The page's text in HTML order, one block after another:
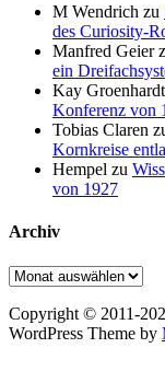
M Wendrich zu
des Curiosity-
Manfred Geier
ein
Kay Groenhardt
Konferenz von
Tobias Claren
Kornkreise
Hempel zu
von 1927
Archiv
Archiv
Copyright © 2011-
WordPress Theme by